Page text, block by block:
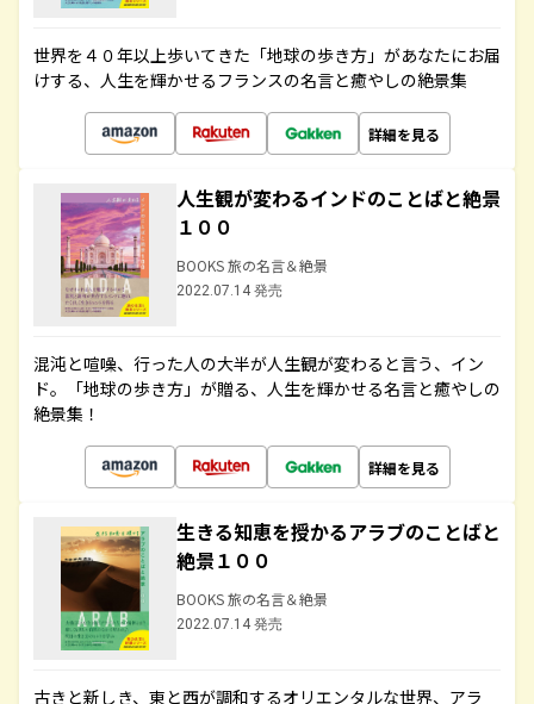
世界を４０年以上歩いてきた「地球の歩き方」があなたにお届
けする、人生を輝かせるフランスの名言と癒やしの絶景集
詳細を見る
人生観が変わるインドのことばと絶景
１００
BOOKS 旅の名言＆絶景
2022.07.14 発売
混沌と喧噪、行った人の大半が人生観が変わると言う、イン
ド。「地球の歩き方」が贈る、人生を輝かせる名言と癒やしの
絶景集！
詳細を見る
生きる知恵を授かるアラブのことばと
絶景１００
BOOKS 旅の名言＆絶景
2022.07.14 発売
古きと新しき、東と西が調和するオリエンタルな世界、アラ